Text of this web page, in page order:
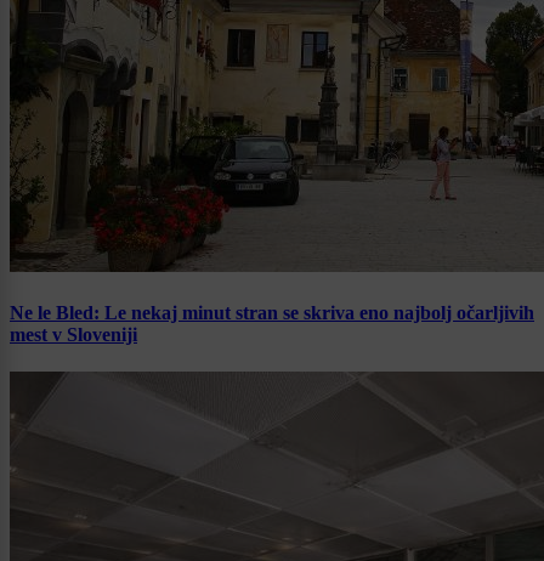
Ne le Bled: Le nekaj minut stran se skriva eno najbolj očarljivih
mest v Sloveniji